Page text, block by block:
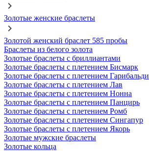
Золотые женские браслеты
Золотой женский браслет 585 пробы
Браслеты из белого золота
Золотые браслеты с бриллиантами
Золотые браслеты с плетением Бисмарк
Золотые браслеты с плетением Гарибальди
Золотые браслеты с плетением Лав
Золотые браслеты с плетением Нонна
Золотые браслеты с плетением Панцирь
Золотые браслеты с плетением Ромб
Золотые браслеты с плетением Сингапур
Золотые браслеты с плетением Якорь
Золотые мужские браслеты
Золотые кольца